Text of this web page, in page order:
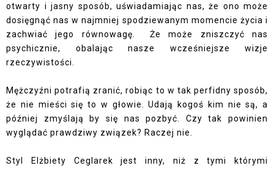
otwarty i jasny sposób, uświadamiając nas, że ono może
dosięgnąć nas w najmniej spodziewanym momencie życia i
zachwiać jego równowagę.
Że może zniszczyć nas
psychicznie, obalając nasze wcześniejsze wizje
rzeczywistości.
Mężczyźni potrafią zranić, robiąc to w tak perfidny sposób,
że nie mieści się to w głowie. Udają kogoś kim nie są, a
później zmyślają by się nas pozbyć. Czy tak powinien
wyglądać prawdziwy związek? Raczej nie.
Styl Elżbiety Ceglarek jest inny, niż z tymi którymi